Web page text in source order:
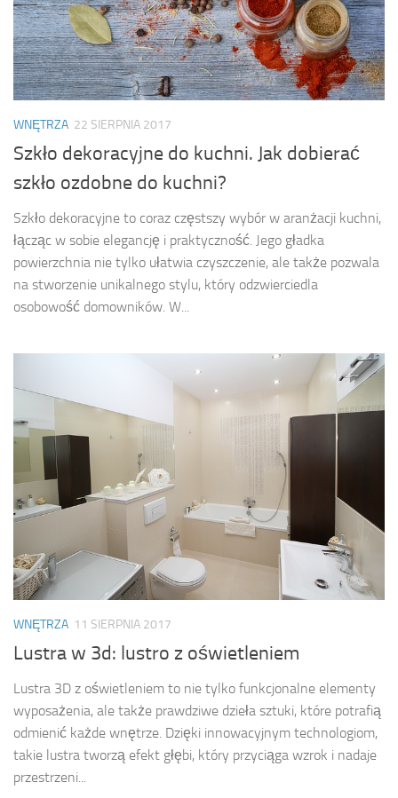
WNĘTRZA 22 SIERPNIA 2017
Szkło dekoracyjne do kuchni. Jak dobierać
szkło ozdobne do kuchni?
Szkło dekoracyjne to coraz częstszy wybór w aranżacji kuchni,
łącząc w sobie elegancję i praktyczność. Jego gładka
powierzchnia nie tylko ułatwia czyszczenie, ale także pozwala
na stworzenie unikalnego stylu, który odzwierciedla
osobowość domowników. W...
WNĘTRZA 11 SIERPNIA 2017
Lustra w 3d: lustro z oświetleniem
Lustra 3D z oświetleniem to nie tylko funkcjonalne elementy
wyposażenia, ale także prawdziwe dzieła sztuki, które potrafią
odmienić każde wnętrze. Dzięki innowacyjnym technologiom,
takie lustra tworzą efekt głębi, który przyciąga wzrok i nadaje
przestrzeni...